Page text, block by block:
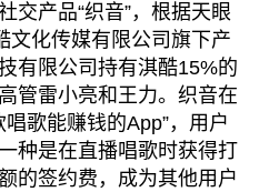
产品“织音”，根据天眼
文化传媒有限公司旗下产
有限公司持有淇酷15%的
管雷小亮和王力。织音在
歌能赚钱的App”，用户
种是在直播唱歌时获得打
的签约费，成为其他用户